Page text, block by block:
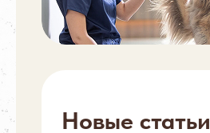
Новые статьи